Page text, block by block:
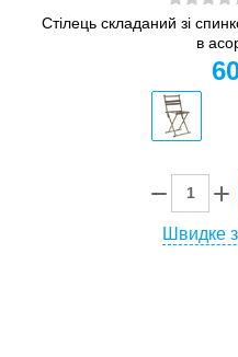
Стілець складаний зі
в
Швидке